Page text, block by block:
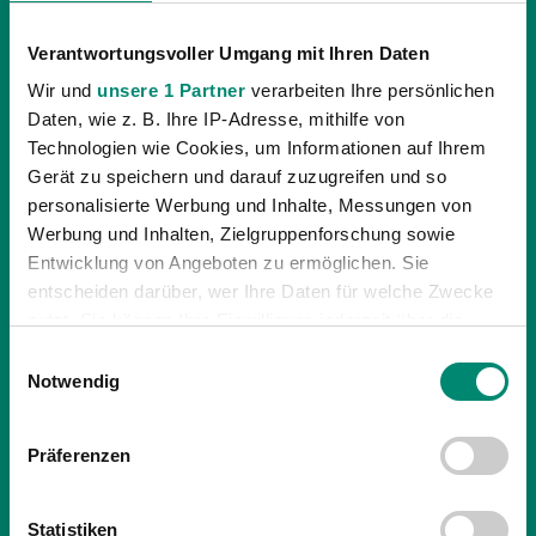
Verantwortungsvoller Umgang mit Ihren Daten
Wir und unsere 1 Partner verarbeiten Ihre persönlichen
Daten, wie z. B. Ihre IP-Adresse, mithilfe von
Technologien wie Cookies, um Informationen auf Ihrem
Gerät zu speichern und darauf zuzugreifen und so
personalisierte Werbung und Inhalte, Messungen von
Werbung und Inhalten, Zielgruppenforschung sowie
Entwicklung von Angeboten zu ermöglichen. Sie
entscheiden darüber, wer Ihre Daten für welche Zwecke
Trigger Symbol ändern oder widerrufen
Erfahren Sie mehr darüber, wie Ihre persönlichen Daten
verarbeitet werden, und legen Sie Ihre Präferenzen im
Notwendig
Präferenzen
Statistiken
10.10.2020| JUNGE WIKINGER RIED
Nach zuletzt drei ungeschlagenen Spielen mussten
Regionalliga Mitte eine knappe 3:2 Niederlage beim SC